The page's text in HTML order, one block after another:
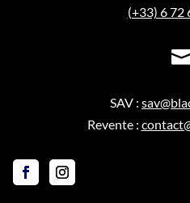
(+33) 6 72
SAV :
Revente :